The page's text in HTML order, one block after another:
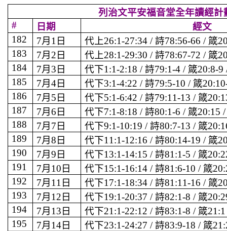
列治文平安福音堂全年讀經計
#
日期
經文
182
7月 1 日 代上26:1-27:34 /詩78:56-66 /箴
183
7月 2 日 代上28:1-29:30 /詩78:67-72 /箴
184
7月 3 日 代下1:1-2:18 /詩79:1-4 /箴20:8-
185
7月 4日 代下3:1-4:22 /詩79:5-10 /箴
186
7月 5 日 代下5:1-6:42 /詩79:11-13 /箴
187
7月 6 日 代下7:1-8:18 /詩80:1-6 /箴20:15
188
7月 7 日 代下9:1-10:19 /詩80:7-13 /箴
189
7月 8 日 代下11:1-12:16 /詩80:14-19 /箴
190
7月 9 日 代下13:1-14:15 /詩81:1-5 /箴
191
7月 10 日 代下15:1-16:14 /詩81:6-10 /箴
192
7月 11 日 代下17:1-18:34 /詩81:11-16 /箴
193
7月 12 日 代下19:1-20:37 /詩82:1-8 /箴
194
7月 13 日 代下21:1-22:12 /詩83:1-8 /箴
195
7月 14日 代下23:1-24:27 /詩83:9-18 /箴